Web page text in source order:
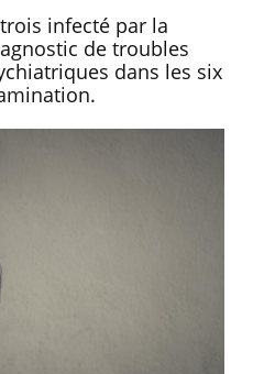
infecté par la
de troubles
dans les six